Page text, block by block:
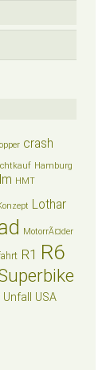
crash
Hamburg
HMT
Lothar
MotorrÃ¤der
R1 R6
Unfall USA